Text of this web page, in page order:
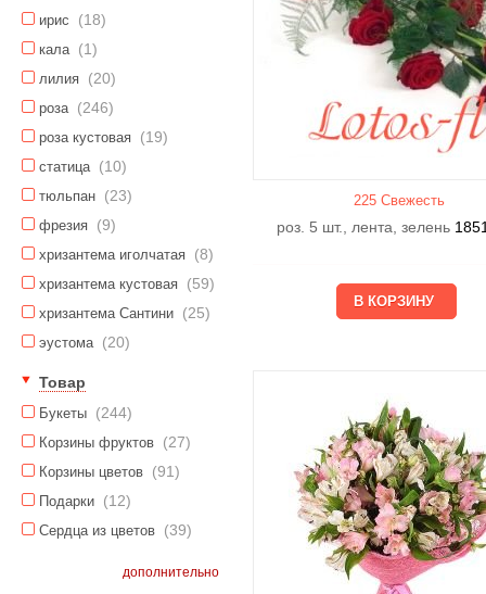
ирис (18)
кала (1)
лилия (20)
роза (246)
роза кустовая (19)
статица (10)
тюльпан (23)
фрезия (9)
хризантема иголчатая (8)
хризантема кустовая (59)
хризантема Сантини (25)
эустома (20)
Товар
Букеты (244)
Корзины фруктов (27)
Корзины цветов (91)
Подарки (12)
Сердца из цветов (39)
дополнительно
225 Свежесть
роз. 5 шт., лента, зелень